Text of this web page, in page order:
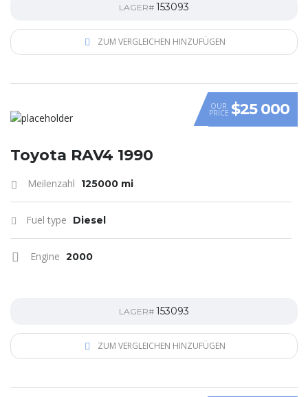
LAGER# 153093
ZUM VERGLEICHEN HINZUFÜGEN
OUR
PRICE $25 000
Toyota RAV4 1990
Meilenzahl 125000 mi
Fuel type Diesel
Engine 2000
LAGER# 153093
ZUM VERGLEICHEN HINZUFÜGEN